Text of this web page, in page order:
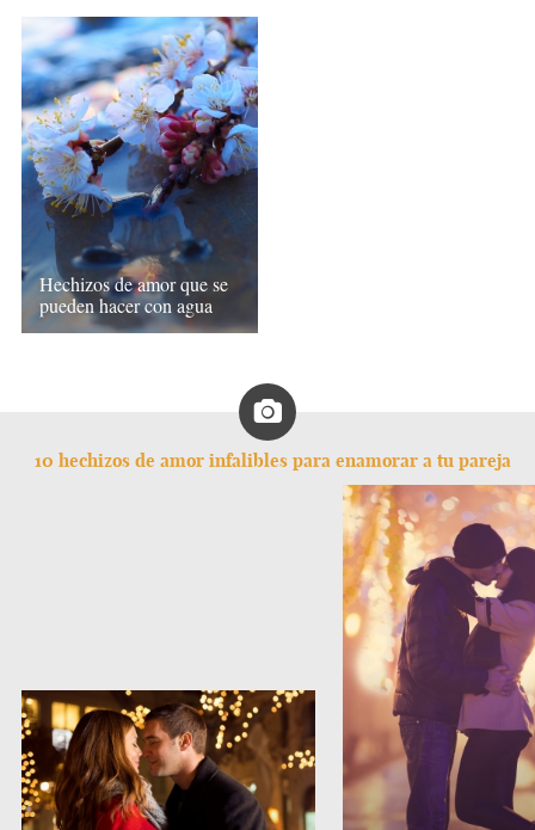
Hechizos de amor que se
pueden hacer con agua
10 hechizos de amor infalibles para enamorar a tu pareja